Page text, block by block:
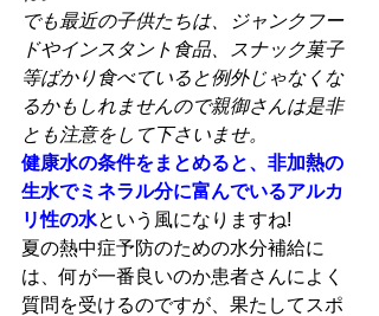
でも最近の子供たちは、ジャンクフー
ドやインスタント食品、スナック菓子
等ばかり食べていると例外じゃなくな
るかもしれませんので親御さんは是非
とも注意をして下さいませ。
健康水の条件をまとめると、非加熱の
生水でミネラル分に富んでいるアルカ
リ性の水という風になりますね!
夏の熱中症予防のための水分補給に
は、何が一番良いのか患者さんによく
質問を受けるのですが、果たしてスポ